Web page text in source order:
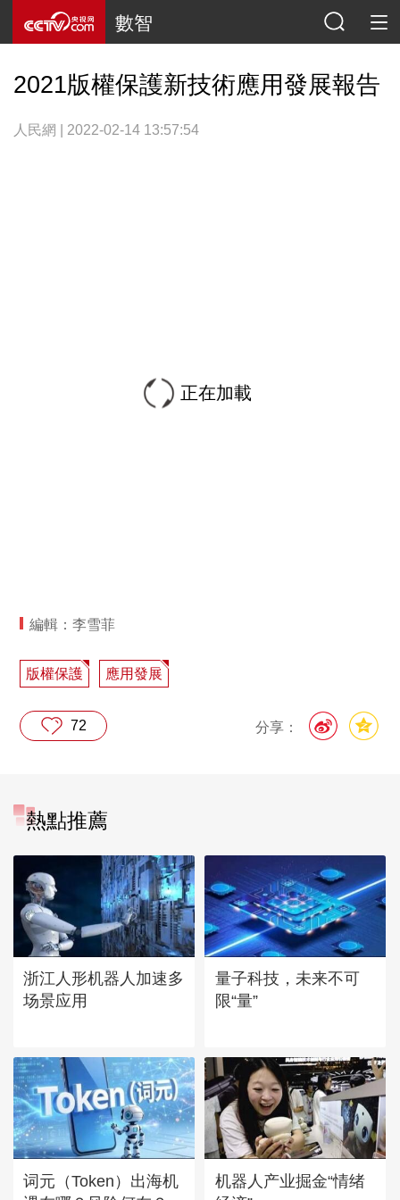
數智
2021版權保護新技術應用發展報告
人民網 | 2022-02-14 13:57:54
正在加載
編輯：李雪菲
版權保護 應用發展
分享：
72
熱點推薦
浙江人形机器人加速多
场景应用
量子科技，未来不可
限“量”
词元（Token）出海机
机器人产业掘金“情绪